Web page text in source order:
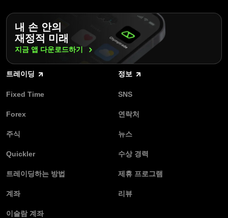
내 손 안의
재정적 미래
지금 앱 다운로드하기
트레이딩
Fixed Time
Forex
주식
Quickler
트레이딩하는 방법
계좌
이슬람 계좌
정보
SNS
연락처
뉴스
수상 경력
제휴 프로그램
리뷰